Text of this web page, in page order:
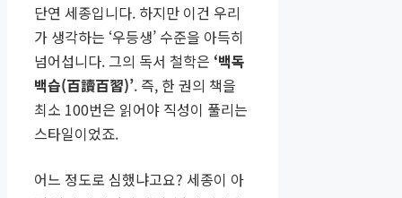
단연 세종입니다. 하지만 이건 우리
가 생각하는 ‘우등생’ 수준을 아득히
넘어섭니다. 그의 독서 철학은 ‘백독
백습(百讀百習)’. 즉, 한 권의 책을
최소 100번은 읽어야 직성이 풀리는
스타일이었죠.
어느 정도로 심했냐고요? 세종이 아